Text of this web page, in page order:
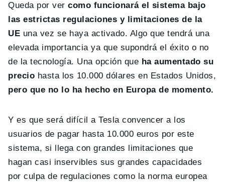
Queda por vercomo funcionará el sistema bajo
las estrictas regulaciones y limitaciones de la
UE una vez se haya activado. Algo que tendrá una
elevada importancia ya que supondrá el éxito o no
de la tecnología. Una opción que ha aumentado su
precio hasta los 10.000 dólares en Estados Unidos,
pero que no lo ha hecho en Europa de momento.
Y es que será difícil a Tesla convencer a los
usuarios de pagar hasta 10.000 euros por este
sistema, si llega con grandes limitaciones que
hagan casi inservibles sus grandes capacidades
por culpa de regulaciones como la norma europea